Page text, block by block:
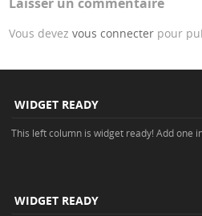
Vous devezvous connecter pour
WIDGET READY
This left column is widget ready! Add one
WIDGET READY